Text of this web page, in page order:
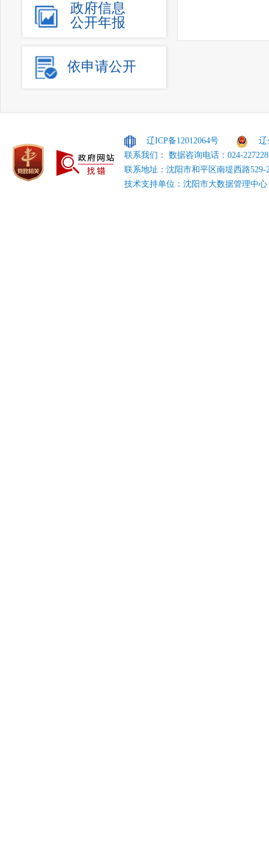
政府信息
公开年报
依申请公开
辽ICP备12012064号
辽
联系我们： 数据咨询电话：024-
联系地址：沈阳市和平区南堤西路
技术支持单位：沈阳市大数据管理中